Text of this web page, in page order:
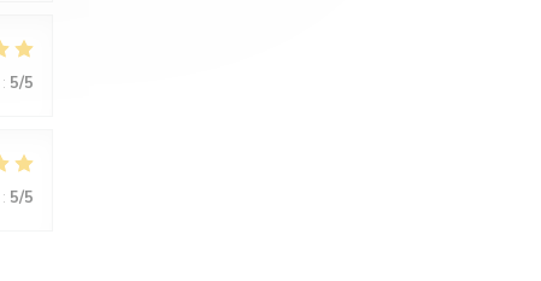
: 5/5
: 5/5